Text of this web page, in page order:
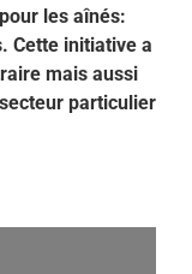
les aînés:
Cette initiative a
mais aussi
particulier